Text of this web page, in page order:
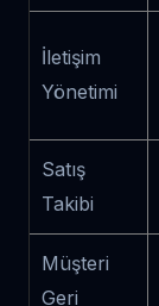
İletişim
Yönetimi
Satış
Takibi
Müşteri
Geri